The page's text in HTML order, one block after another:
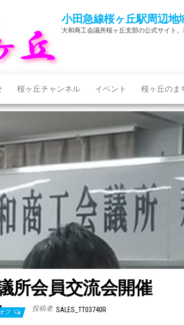
小田急線桜ヶ丘駅周辺地
大和商工会議所桜ヶ丘支部の公式サイト
桜ヶ丘チャンネル イベント 桜ヶ丘のま
所会員交流会開催
オフ 投稿者: SALES_TT03740R